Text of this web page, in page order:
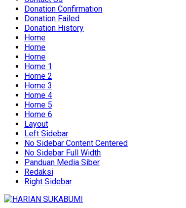
Donation Confirmation
Donation Failed
Donation History
Home
Home
Home
Home 1
Home 2
Home 3
Home 4
Home 5
Home 6
Layout
Left Sidebar
No Sidebar Content Centered
No Sidebar Full Width
Panduan Media Siber
Redaksi
Right Sidebar